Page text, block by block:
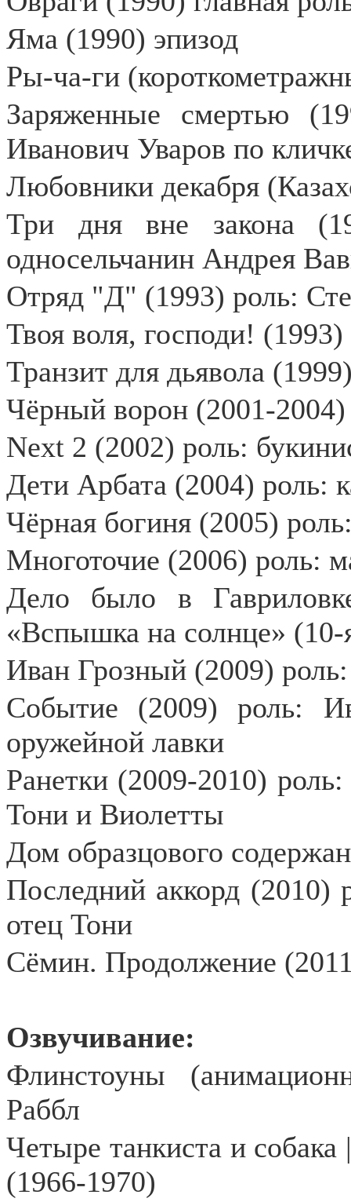
Яма (1990) эпизод
Ры-ча-ги
Заряженные смертью
Иванович Уваров по
Любовники декабря
Три дня вне закона
односельчанин Андрея
Отряд "Д" (1993) роль:
Твоя воля, господи!
Транзит для дьявола
Чёрный ворон (2001-2004)
Next 2 (2002) роль:
Дети Арбата (2004) роль:
Чёрная богиня (2005)
Многоточие (2006) роль:
Дело было в
«Вспышка на солнце» (10-
Иван Грозный (2009)
Событие (2009) роль:
оружейной лавки
Ранетки (2009-2010)
Тони и Виолетты
Дом образцового
Последний аккорд
отец Тони
Сёмин. Продолжение
Озвучивание:
Флинстоуны
Раббл
Четыре танкиста и
(1966-1970)